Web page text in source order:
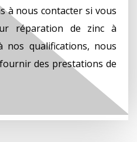
à nous contacter si vous
réparation de zinc à
nos qualifications, nous
des prestations de